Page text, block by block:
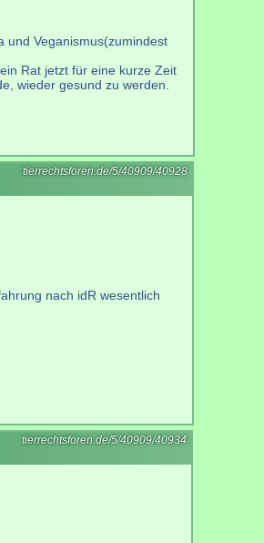
und Veganismus(zumindest
Rat jetzt für eine kurze Zeit
wieder gesund zu werden.
tierrechtsforen.de/5/40909/40928
nach idR wesentlich
tierrechtsforen.de/5/40909/40934